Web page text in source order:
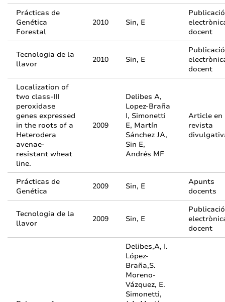
Prácticas de
Genética
Forestal
2010 Sin, E
Publicació
docent
Tecnologia de la
llavor
2010 Sin, E
Publicació
docent
Localization of
two class-III
peroxidase
genes expressed
in the roots of a
Heterodera
avenae-
resistant wheat
line.
2009
Delibes A,
Lopez-Braña
I, Simonetti
E, Martín
Sánchez JA,
Sin E,
Andrés MF
Article en
revista
Prácticas de
Genética
2009 Sin, E
Apunts
docents
Tecnologia de la
llavor
2009 Sin, E
Publicació
docent
Delibes,A, I.
López-
Braña,S.
Moreno-
Vázquez, E.
Simonetti,